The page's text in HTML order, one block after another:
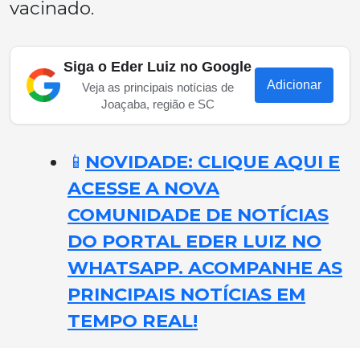
vacinado.
Siga o Eder Luiz no Google
Veja as principais notícias de
Joaçaba, região e SC
Adicionar
📱 NOVIDADE: CLIQUE AQUI E
ACESSE A NOVA
COMUNIDADE DE NOTÍCIAS
DO PORTAL EDER LUIZ NO
WHATSAPP. ACOMPANHE AS
PRINCIPAIS NOTÍCIAS EM
TEMPO REAL!